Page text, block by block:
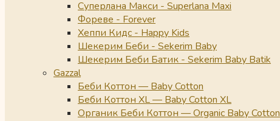
Суперлана Макси - Superlana Maxi
Фореве - Forever
Хеппи Кидс - Happy Kids
Шекерим Беби - Sekerim Baby
Шекерим Беби Батик - Sekerim Baby Batik
Gazzal
Беби Коттон — Baby Cotton
Беби Коттон XL — Baby Cotton XL
Органик Беби Коттон — Organic Baby Cotton